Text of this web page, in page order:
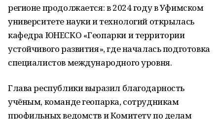
регионе продолжается: в 2024 году в Уфимском
университете науки и технологий открылась
кафедра ЮНЕСКО «Геопарки и территории
устойчивого развития», где началась подготовка
специалистов международного уровня.
Глава республики выразил благодарность
учёным, команде геопарка, сотрудникам
профильных ведомств и Комитету по делам